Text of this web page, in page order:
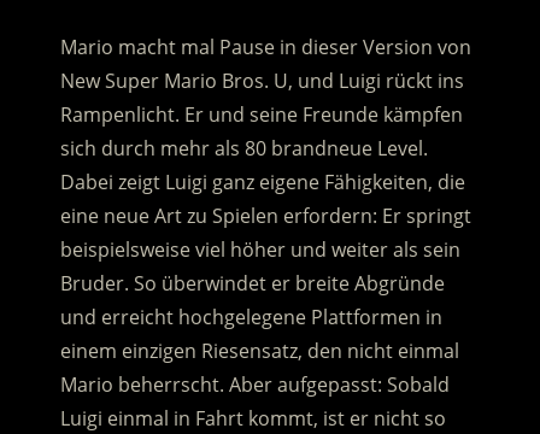
Mario macht mal Pause in dieser Version von
New Super Mario Bros. U, und Luigi rückt ins
Rampenlicht. Er und seine Freunde kämpfen
sich durch mehr als 80 brandneue Level.
Dabei zeigt Luigi ganz eigene Fähigkeiten, die
eine neue Art zu Spielen erfordern: Er springt
beispielsweise viel höher und weiter als sein
Bruder. So überwindet er breite Abgründe
und erreicht hochgelegene Plattformen in
einem einzigen Riesensatz, den nicht einmal
Mario beherrscht. Aber aufgepasst: Sobald
Luigi einmal in Fahrt kommt, ist er nicht so